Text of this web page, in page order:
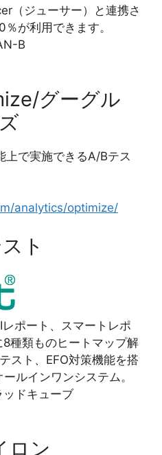
（ジューサー）と連携さ
が利用できます。
B
グーグル
で実施できるA/Bテス
analytics/optimize/
ト
ポート、スマートレポ
種類ものヒートマップ解
スト、EFO対策機能を搭
ルインワンシステム。
ドキューブ
ロン